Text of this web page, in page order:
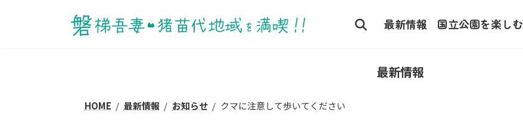
ン
ツ
ビ
シ
最新情報 国立公園を楽しむ
最新情報
HOME 最新情報 お知らせ クマに注意して歩いてください